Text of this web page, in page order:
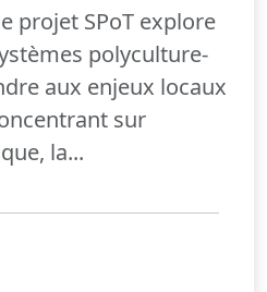
projet SPoT explore
polyculture-
aux enjeux locaux
sur
la...